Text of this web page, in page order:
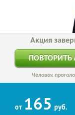
Акция
Человек
от 165 руб.